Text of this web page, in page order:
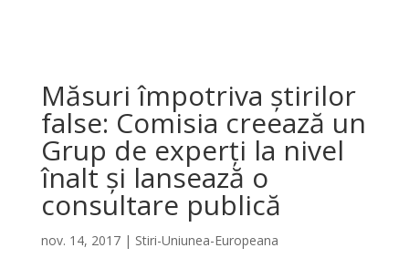
Măsuri împotriva știrilor
false: Comisia creează un
Grup de experți la nivel
înalt și lansează o
consultare publică
nov. 14, 2017| Stiri-Uniunea-Europeana